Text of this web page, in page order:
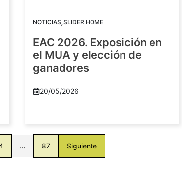
NOTICIAS,SLIDER HOME
EAC 2026. Exposición en
el MUA y elección de
ganadores
20/05/2026
… 87 Siguiente